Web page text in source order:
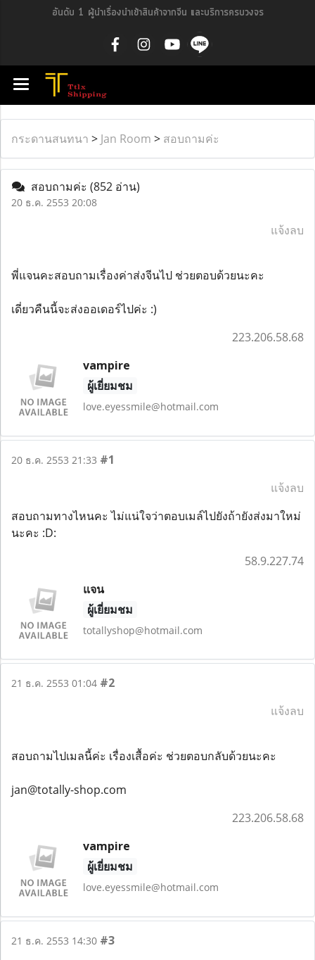
อันดับ 1 ผู้นำเรื่องนำเข้าสินค้าจากจีน และบริการครบวงจร
กระดานสนทนา > Jan Room > สอบถามค่ะ
สอบถามค่ะ (852 อ่าน)
20 ธ.ค. 2553 20:08
แจ้งลบ
พี่แจนคะสอบถามเรื่องค่าส่งจีนไป ช่วยตอบด้วยนะคะ
เดี่ยวคืนนี้จะส่งออเดอร์ไปค่ะ :)
223.206.58.68
vampire
ผู้เยี่ยมชม
love.eyessmile@hotmail.com
20 ธ.ค. 2553 21:33 #1
แจ้งลบ
สอบถามทางไหนคะ ไม่แน่ใจว่าตอบเมล์ไปยังถ้ายังส่งมาใหม่
นะคะ :D:
58.9.227.74
แจน
ผู้เยี่ยมชม
totallyshop@hotmail.com
21 ธ.ค. 2553 01:04 #2
แจ้งลบ
สอบถามไปเมลนี้ค่ะ เรื่องเสื้อค่ะ ช่วยตอบกลับด้วยนะคะ
jan@totally-shop.com
223.206.58.68
vampire
ผู้เยี่ยมชม
love.eyessmile@hotmail.com
21 ธ.ค. 2553 14:30 #3